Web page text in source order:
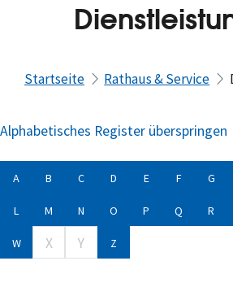
Startseite Rathaus & Service
Alphabetisches Register überspringen
A B C D E F G
L M N O P Q R
W X Y Z